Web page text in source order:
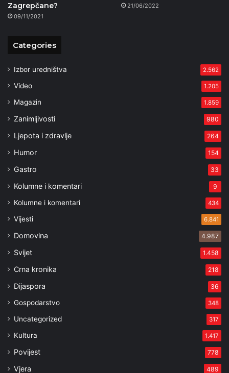
Zagrepčane?
09/11/2021
21/06/2022
Categories
Izbor uredništva 2.562
Video 1.205
Magazin 1.859
Zanimljivosti 980
Ljepota i zdravlje 264
Humor 154
Gastro 33
Kolumne i komentari 9
Kolumne i komentari 434
Vijesti 6.841
Domovina 4.987
Svijet 1.458
Crna kronika 218
Dijaspora 36
Gospodarstvo 348
Uncategorized 317
Kultura 1.417
Povijest 778
Vjera 489